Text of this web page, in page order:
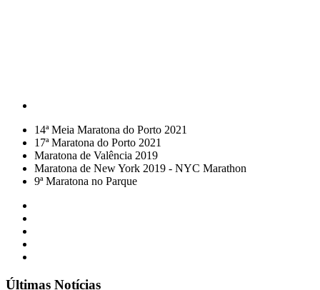
14ª Meia Maratona do Porto 2021
17ª Maratona do Porto 2021
Maratona de Valência 2019
Maratona de New York 2019 - NYC Marathon
9ª Maratona no Parque
Últimas Notícias